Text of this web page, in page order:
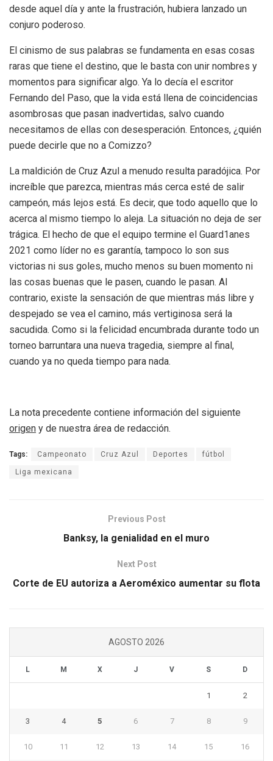
desde aquel día y ante la frustración, hubiera lanzado un
conjuro poderoso.
El cinismo de sus palabras se fundamenta en esas cosas
raras que tiene el destino, que le basta con unir nombres y
momentos para significar algo. Ya lo decía el escritor
Fernando del Paso, que la vida está llena de coincidencias
asombrosas que pasan inadvertidas, salvo cuando
necesitamos de ellas con desesperación. Entonces, ¿quién
puede decirle que no a Comizzo?
La maldición de Cruz Azul a menudo resulta paradójica. Por
increíble que parezca, mientras más cerca esté de salir
campeón, más lejos está. Es decir, que todo aquello que lo
acerca al mismo tiempo lo aleja. La situación no deja de ser
trágica. El hecho de que el equipo termine el Guard1anes
2021 como líder no es garantía, tampoco lo son sus
victorias ni sus goles, mucho menos su buen momento ni
las cosas buenas que le pasen, cuando le pasan. Al
contrario, existe la sensación de que mientras más libre y
despejado se vea el camino, más vertiginosa será la
sacudida. Como si la felicidad encumbrada durante todo un
torneo barruntara una nueva tragedia, siempre al final,
cuando ya no queda tiempo para nada.
La nota precedente contiene información del siguiente
origen y de nuestra área de redacción.
Tags: Campeonato Cruz Azul Deportes fútbol
Liga mexicana
Previous Post
Banksy, la genialidad en el muro
Next Post
Corte de EU autoriza a Aeroméxico aumentar su flota
AGOSTO 2026
L M X J V S D
1 2
3 4 5 6 7 8 9
10 11 12 13 14 15 16